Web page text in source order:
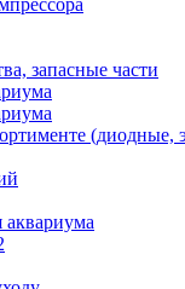
запасные части
(диодные,